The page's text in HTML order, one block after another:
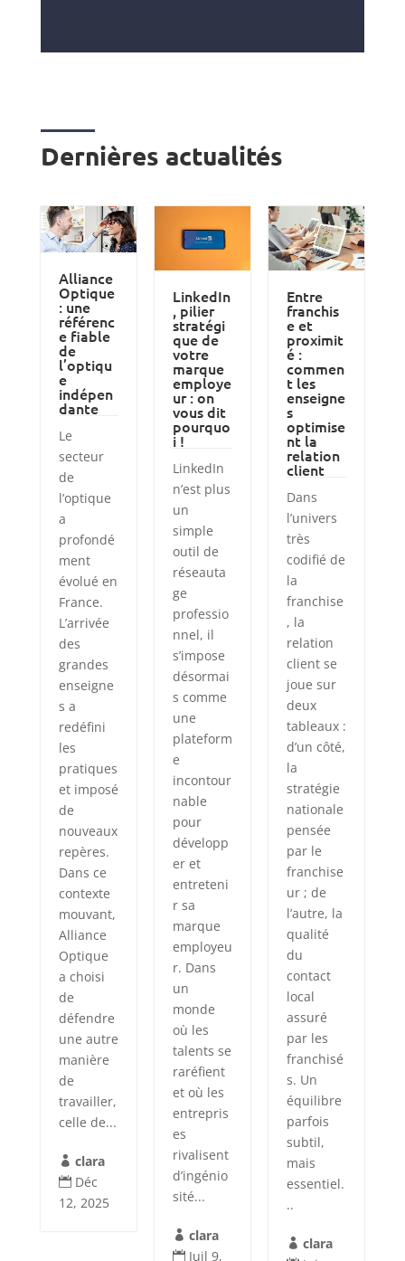
Dernières actualités
Alliance
Optique
: une
référenc
e fiable
de
l’optiqu
e
indépen
dante
Le
secteur
de
l’optique
a
profondé
ment
évolué en
France.
L’arrivée
des
grandes
enseigne
s a
redéfini
les
pratiques
et imposé
de
nouveaux
repères.
Dans ce
contexte
mouvant,
Alliance
Optique
a choisi
de
défendre
une autre
manière
de
travailler,
celle de...
 clara
 Déc
12, 2025
LinkedIn
, pilier
stratégi
que de
votre
marque
employe
ur : on
vous dit
pourquo
i !
LinkedIn
n’est plus
un
simple
outil de
réseauta
ge
professio
nnel, il
s’impose
désormai
s comme
une
plateform
e
incontour
nable
pour
développ
er et
entreteni
r sa
marque
employeu
r. Dans
un
monde
où les
talents se
raréfient
et où les
entrepris
es
rivalisent
d’ingénio
sité...
 clara
 Juil 9,
Entre
franchis
e et
proximit
é :
commen
t les
enseigne
s
optimise
nt la
relation
client
Dans
l’univers
très
codifié de
la
franchise
, la
relation
client se
joue sur
deux
tableaux :
d’un côté,
la
stratégie
nationale
pensée
par le
franchise
ur ; de
l’autre, la
qualité
du
contact
local
assuré
par les
franchisé
s. Un
équilibre
parfois
subtil,
mais
essentiel.
..
 clara